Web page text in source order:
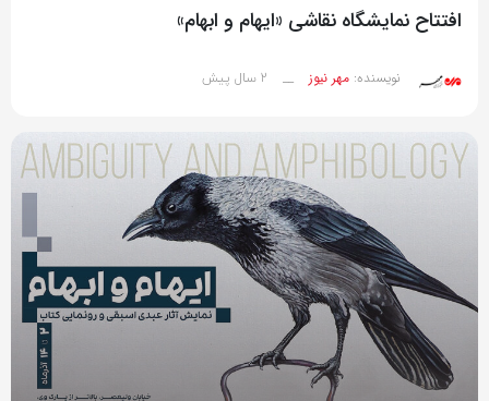
افتتاح نمایشگاه نقاشی «ایهام و ابهام»
نویسنده: مهر نیوز __ 2 سال پیش